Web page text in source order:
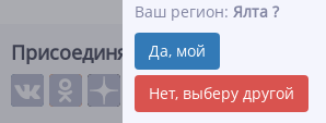
Ваш регион:Ялта ?
Да, мой
Нет, выберу другой
Присоединяйтесь